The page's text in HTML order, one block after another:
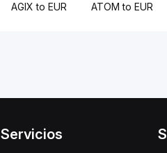
AGIX to EUR ATOM to EUR
Servicios